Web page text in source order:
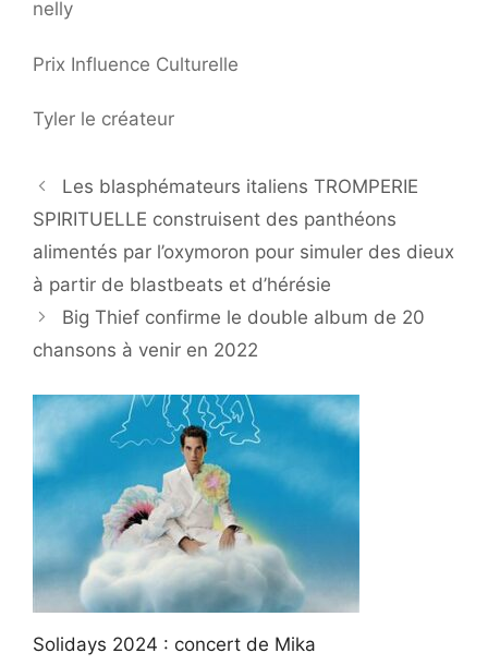
nelly
Prix ​​Influence Culturelle
Tyler le créateur
Les blasphémateurs italiens TROMPERIE
SPIRITUELLE construisent des panthéons
alimentés par l’oxymoron pour simuler des dieux
à partir de blastbeats et d’hérésie
Big Thief confirme le double album de 20
chansons à venir en 2022
Solidays 2024 : concert de Mika